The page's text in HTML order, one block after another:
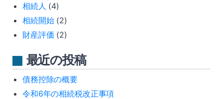
相続人 (4)
相続開始(2)
財産評価 (2)
最近の投稿
債務控除の概要
令和6年の相続税改正事項